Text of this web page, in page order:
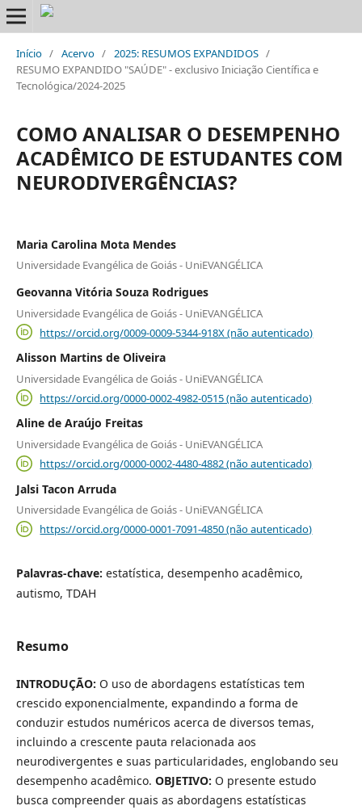
Início / Acervo / 2025: RESUMOS EXPANDIDOS /
RESUMO EXPANDIDO "SAÚDE" - exclusivo Iniciação Científica e
Tecnológica/2024-2025
COMO ANALISAR O DESEMPENHO
ACADÊMICO DE ESTUDANTES COM
NEURODIVERGÊNCIAS?
Maria Carolina Mota Mendes
Universidade Evangélica de Goiás - UniEVANGÉLICA
Geovanna Vitória Souza Rodrigues
Universidade Evangélica de Goiás - UniEVANGÉLICA
https://orcid.org/0009-0009-5344-918X (não autenticado)
Alisson Martins de Oliveira
Universidade Evangélica de Goiás - UniEVANGÉLICA
https://orcid.org/0000-0002-4982-0515 (não autenticado)
Aline de Araújo Freitas
Universidade Evangélica de Goiás - UniEVANGÉLICA
https://orcid.org/0000-0002-4480-4882 (não autenticado)
Jalsi Tacon Arruda
Universidade Evangélica de Goiás - UniEVANGÉLICA
https://orcid.org/0000-0001-7091-4850 (não autenticado)
Palavras-chave: estatística, desempenho acadêmico,
autismo, TDAH
Resumo
INTRODUÇÃO: O uso de abordagens estatísticas tem
crescido exponencialmente, expandindo a forma de
conduzir estudos numéricos acerca de diversos temas,
incluindo a crescente pauta relacionada aos
neurodivergentes e suas particularidades, englobando seu
desempenho acadêmico. OBJETIVO: O presente estudo
busca compreender quais as abordagens estatísticas